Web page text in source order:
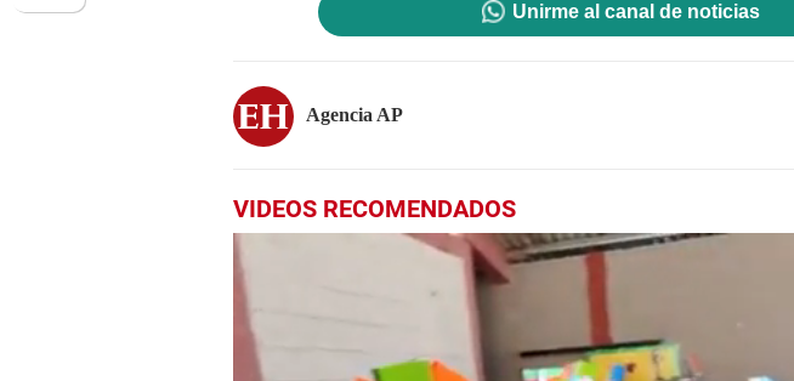
Unirme al canal de noticias
Agencia AP
VIDEOS RECOMENDADOS